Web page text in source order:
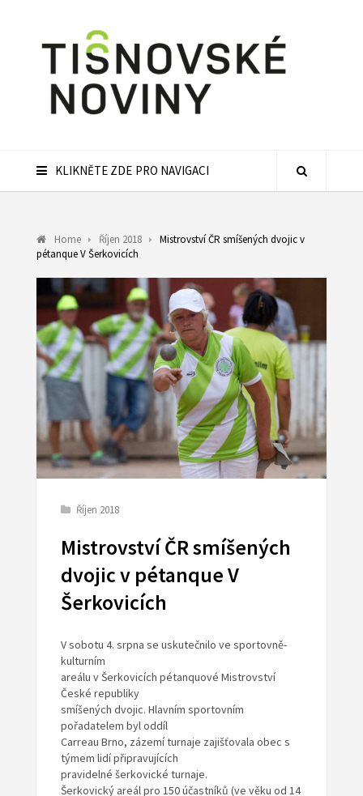
KLIKNĚTE ZDE PRO NAVIGACI
Home Říjen 2018
Mistrovství ČR smíšených dvojic v
pétanque V Šerkovicích
Říjen 2018
Mistrovství ČR smíšených
dvojic v pétanque V
Šerkovicích
V sobotu 4. srpna se uskutečnilo ve sportovně-
kulturním
areálu v Šerkovicích pétanquové Mistrovství
České republiky
smíšených dvojic. Hlavním sportovním
pořadatelem byl oddíl
Carreau Brno, zázemí turnaje zajišťovala obec s
týmem lidí připravujících
pravidelné šerkovické turnaje.
Šerkovický areál pro 150 účastníků (ve věku od 14